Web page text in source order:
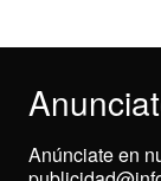
Anúnciate en